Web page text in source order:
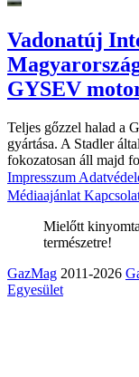
Vadonatúj
GYSEV
Teljes gőzzel halad a
gyártása. A Stadler
fokozatosan áll majd
Impresszum
Médiaajánlat
Mielőtt
természetre!
GazMag 2011-2026
Egyesület